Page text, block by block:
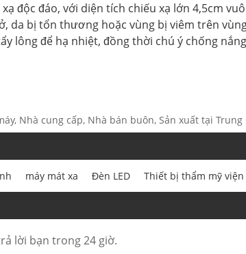
độc đáo, với diện tích chiếu xạ lớn 4,5cm
bị tổn thương hoặc vùng bị viêm trên
lông để hạ nhiệt, đồng thời chú ý chống
Nhà cung cấp, Nhà bán buôn, Sản xuất tại Trung
máy mát xa Đèn LED Thiết bị thẩm mỹ viện
lời bạn trong 24 giờ.